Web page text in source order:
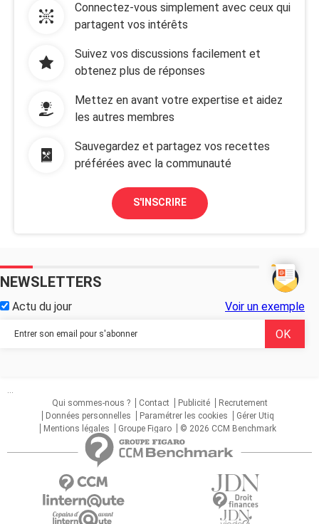
Connectez-vous simplement avec ceux qui
partagent vos intérêts
Suivez vos discussions facilement et
obtenez plus de réponses
Mettez en avant votre expertise et aidez
les autres membres
Sauvegardez et partagez vos recettes
préférées avec la communauté
S'INSCRIRE
NEWSLETTERS
Actu du jour Voir un exemple
...
Qui sommes-nous ?
Contact Publicité
Recrutement
Données personnelles
Paramétrer les cookies
Gérer Utiq
Mentions légales
Groupe Figaro © 2026 CCM Benchmark